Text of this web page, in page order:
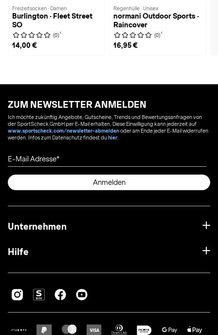
Freizeitsocken · Damen
Burlington · Fleet Street
SO
(0) 1
14,00 €
Regenhülle · Unisex
normani Outdoor Sports ·
Raincover
(0) 1
16,95 €
ZUM NEWSLETTER ANMELDEN
Ich möchte zukünftig Angebote, Gutscheine, Trends und Bewertungsanfragen von
der SportScheck GmbH per E-Mail erhalten. Diese Einwilligung kann jederzeit auf
www.sportscheck.com/newsletter-abmeldenoder am Ende jeder E-Mail widerrufen
werden. Infos zum Datenschutz findest duhier
E-Mail Adresse
Anmelden
Unternehmen
Hilfe